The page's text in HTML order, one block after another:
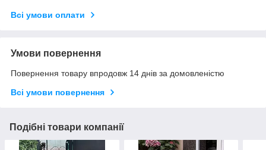
Всі умови оплати
Умови повернення
Повернення товару впродовж 14 днів за домовленістю
Всі умови повернення
Подібні товари компанії